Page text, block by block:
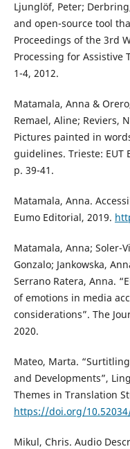
Ljunglöf, Peter;
and open-source tool
Proceedings of the 3rd
Processing for Assistive
1-4, 2012.
Matamala, Anna &
Remael, Aline; Reviers,
Pictures painted in
guidelines. Trieste: EUT
p. 39-41.
Matamala, Anna.
Eumo Editorial, 2019.
Matamala, Anna; Soler-
Gonzalo; Jankowska,
Serrano Ratera, Anna.
of emotions in media
considerations”. The
2020.
Mateo, Marta.
and Developments”,
Themes in Translation
https://doi.org/
Mikul, Chris. Audio